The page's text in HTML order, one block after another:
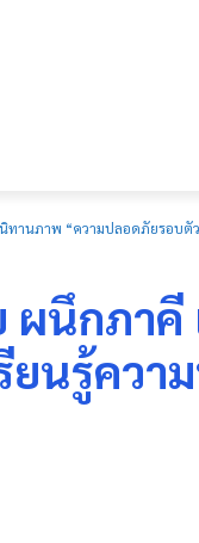
านภาพ “ความปลอดภัยรอบตั
ผนึกภา
ยนรู้คว